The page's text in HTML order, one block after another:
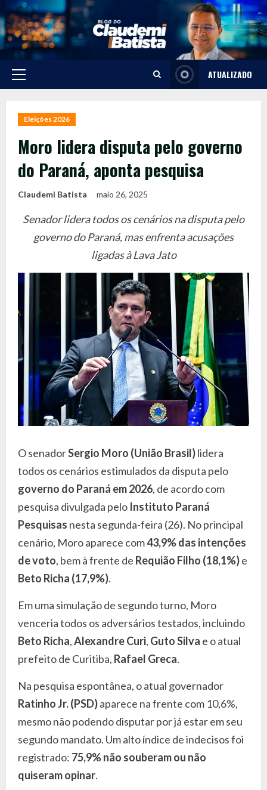
Skip
to
content
Primary
ATUALIZADO
Eleições 2026
Moro lidera disputa pelo governo
do Paraná, aponta pesquisa
Claudemi Batista maio 26, 2025
Senador lidera todos os cenários na disputa pelo
governo do Paraná, mas enfrenta acusações
ligadas à Lava Jato
O senadorSergio Moro (União Brasil)lidera
todos os cenários estimulados da disputa pelo
governo do Paraná em 2026, de acordo com
pesquisa divulgada pelo Instituto Paraná
Pesquisas nesta segunda-feira (26). No principal
cenário, Moro aparece com43,9% das intenções
de voto, bem à frente de Requião Filho (18,1%)e
Beto Richa (17,9%).
Em uma simulação de segundo turno, Moro
venceria todos os adversários testados, incluindo
Beto Richa,Alexandre Curi, Guto Silva e o atual
prefeito de Curitiba, Rafael Greca.
Na pesquisa espontânea, o atual governador
Ratinho Jr. (PSD)aparece na frente com 10,6%,
mesmo não podendo disputar por já estar em seu
segundo mandato. Um alto índice de indecisos foi
registrado: 75,9% não souberam ou não
quiseram opinar.